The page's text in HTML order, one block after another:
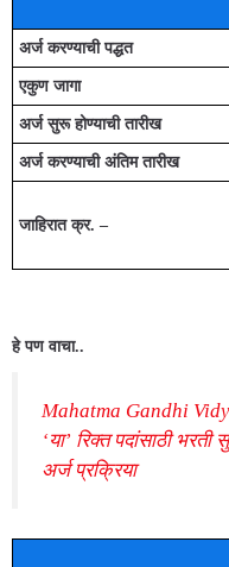
अर्ज करण्याची पद्धत
एकुण जागा
अर्ज सुरू होण्याची तारीख
अर्ज करण्याची अंतिम तारीख
जाहिरात क्र. –
हे पण वाचा..
Mahatma Gandhi
‘या’ रिक्त पदांसाठी
अर्ज प्रक्रिया